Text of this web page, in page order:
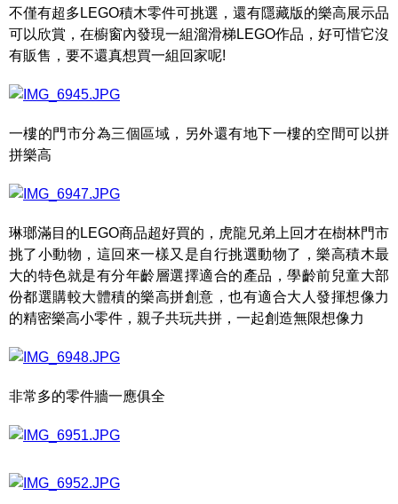
不僅有超多LEGO積木零件可挑選，還有隱藏版的樂高展示品
可以欣賞，在櫥窗內發現一組溜滑梯LEGO作品，好可惜它沒
有販售，要不還真想買一組回家呢!
一樓的門市分為三個區域，另外還有地下一樓的空間可以拼
拼樂高
琳瑯滿目的LEGO商品超好買的，虎龍兄弟上回才在樹林門市
挑了小動物，這回來一樣又是自行挑選動物了，樂高積木最
大的特色就是有分年齡層選擇適合的產品，學齡前兒童大部
份都選購較大體積的樂高拼創意，也有適合大人發揮想像力
的精密樂高小零件，親子共玩共拼，一起創造無限想像力
非常多的零件牆一應俱全